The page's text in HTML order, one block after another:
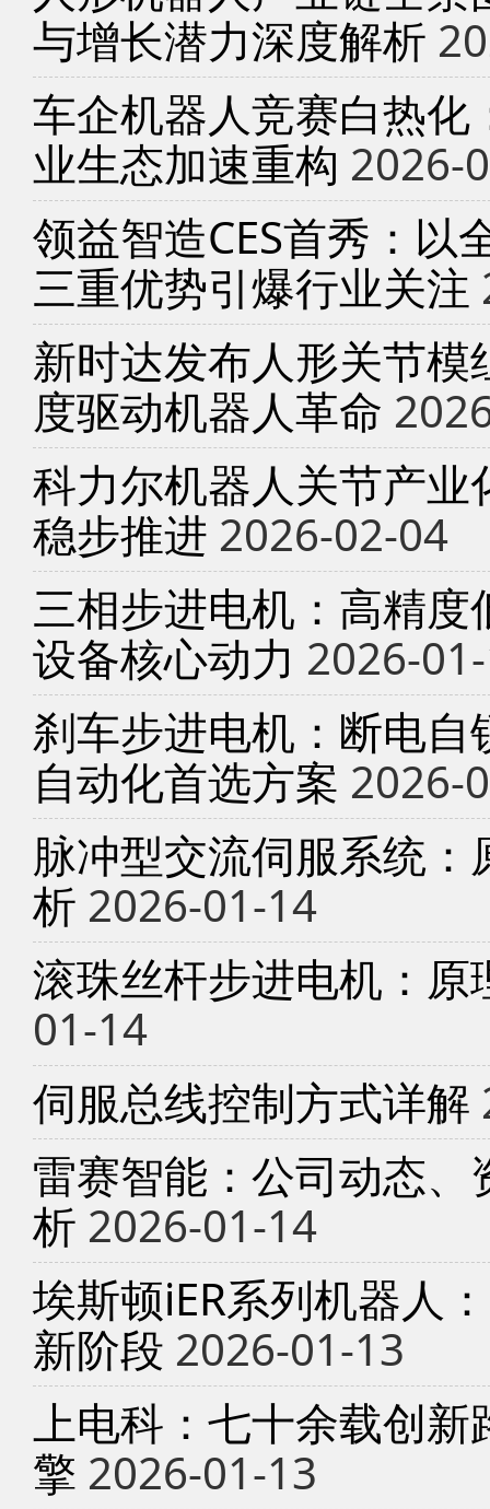
与增长潜力深度解析
车企机器人竞赛白热
业生态加速重构 2026-
领益智造CES首秀：以
三重优势引爆行业关注
新时达发布人形关节
度驱动机器人革命
科力尔机器人关节产
稳步推进 2026-02-04
三相步进电机：高精
设备核心动力 2026-
刹车步进电机：断电
自动化首选方案 2026-
脉冲型交流伺服系统
析 2026-01-14
滚珠丝杆步进电机：
01-14
伺服总线控制方式详解
雷赛智能：公司动态
析 2026-01-14
埃斯顿iER系列机器人
新阶段 2026-01-13
上电科：七十余载创
擎 2026-01-13